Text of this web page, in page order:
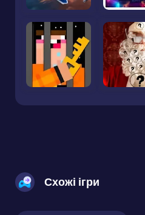
Схожі ігри